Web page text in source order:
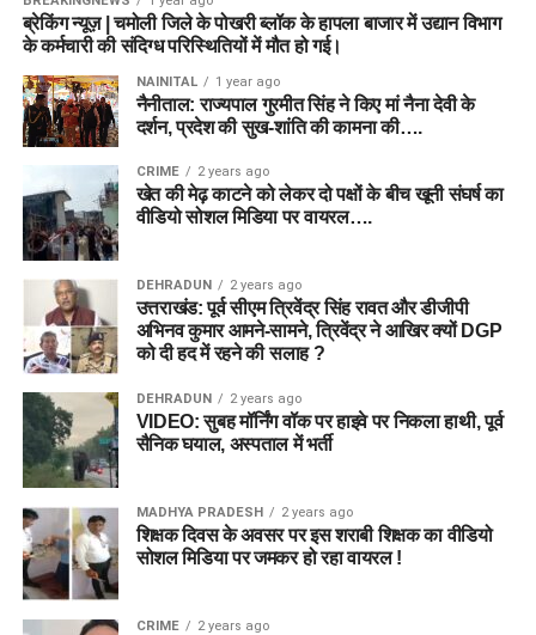
ब्रेकिंग न्यूज़ | चमोली जिले के पोखरी ब्लॉक के हापला बाजार में उद्यान विभाग
के कर्मचारी की संदिग्ध परिस्थितियों में मौत हो गई।
NAINITAL 1 year ago
नैनीताल: राज्यपाल गुरमीत सिंह ने किए मां नैना देवी के
दर्शन, प्रदेश की सुख-शांति की कामना की….
CRIME 2 years ago
खेत की मेढ़ काटने को लेकर दो पक्षों के बीच खूनी संघर्ष का
वीडियो सोशल मिडिया पर वायरल….
DEHRADUN 2 years ago
उत्तराखंड: पूर्व सीएम त्रिवेंद्र सिंह रावत और डीजीपी
अभिनव कुमार आमने-सामने, त्रिवेंद्र ने आखिर क्यों DGP
को दी हद में रहने की सलाह ?
DEHRADUN 2 years ago
VIDEO: सुबह मॉर्निंग वॉक पर हाइवे पर निकला हाथी, पूर्व
सैनिक घयाल, अस्पताल में भर्ती
MADHYA PRADESH 2 years ago
शिक्षक दिवस के अवसर पर इस शराबी शिक्षक का वीडियो
सोशल मिडिया पर जमकर हो रहा वायरल !
CRIME 2 years ago